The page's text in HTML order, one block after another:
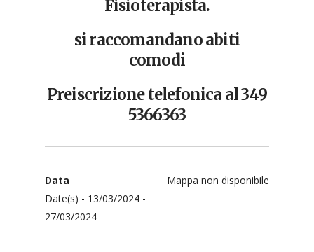
Fisioterapista.
si raccomandano abiti
comodi
Preiscrizione telefonica al 349
5366363
Mappa non disponibile
Data
Date(s) - 13/03/2024 -
27/03/2024